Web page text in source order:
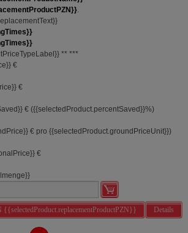
.
** ***
€
€
€ ({{selectedProduct.percentSaved}}%)
€pro {{selectedProduct.groundPriceUnit}})
€
Details
{{selectedProduct.replacementProductPZN}}